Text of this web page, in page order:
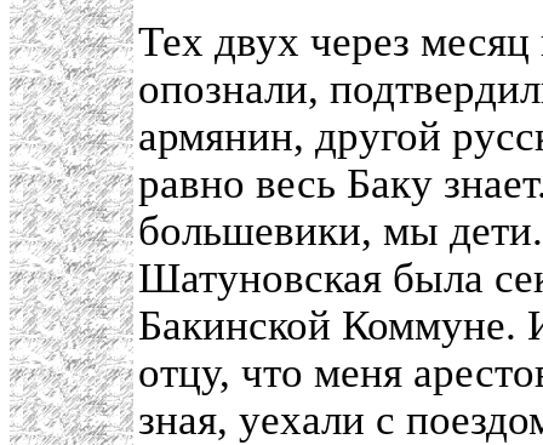
Тех двух через
опознали,
армянин, другой
равно весь Баку
большевики, мы
Шатуновская была
Бакинской Коммуне.
отцу, что меня
зная, уехали с